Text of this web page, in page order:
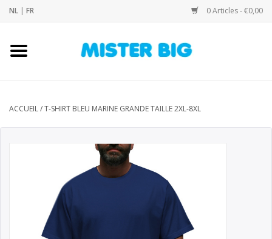
NL | FR 0 Articles - €0,00
Accueil
Notre Boutique
ACCUEIL/T-SHIRT BLEU MARINE GRANDE TAILLE 2XL-8XL